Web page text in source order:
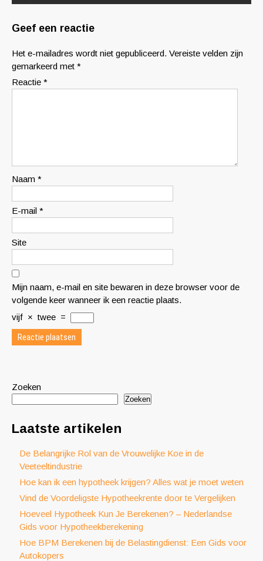
Geef een reactie
Het e-mailadres wordt niet gepubliceerd. Vereiste velden zijn
gemarkeerd met *
Reactie *
Naam *
E-mail *
Site
Mijn naam, e-mail en site bewaren in deze browser voor de
volgende keer wanneer ik een reactie plaats.
vijf × twee =
Zoeken
Zoeken
Laatste artikelen
De Belangrijke Rol van de Vrouwelijke Koe in de
Veeteeltindustrie
Hoe kan ik een hypotheek krijgen? Alles wat je moet weten
Vind de Voordeligste Hypotheekrente door te Vergelijken
Hoeveel Hypotheek Kun Je Berekenen? – Nederlandse
Gids voor Hypotheekberekening
Hoe BPM Berekenen bij de Belastingdienst: Een Gids voor
Autokopers